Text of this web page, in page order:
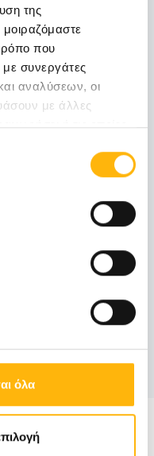
της
που
με συνεργάτες
αναλύσεων, οι
με άλλες
ή τις οποίες
όλα